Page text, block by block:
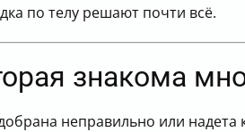
к шлейке с помощью
прогулки на поводке
действий перед первой
для уверенного старта
по телу решают почти всё.
знакома
неправильно или надета